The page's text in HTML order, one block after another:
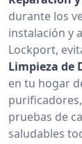
durante los
instalación y
Lockport,
Limpieza de
en tu hogar
pruebas de
saludables